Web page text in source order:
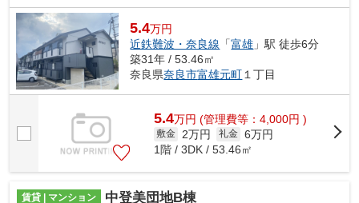
5.4万円
近鉄難波・奈良線 「富雄 」駅 徒歩6分
築31年 / 53.46㎡
奈良県奈良市富雄元町 １丁目
5.4万円 (管理費等：4,000円 )
敷金 2万円 礼金 6万円
1階 / 3DK / 53.46㎡
賃貸 | マンション 中登美団地B棟